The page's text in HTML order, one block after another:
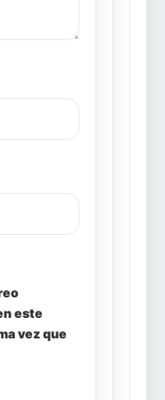
este
vez que